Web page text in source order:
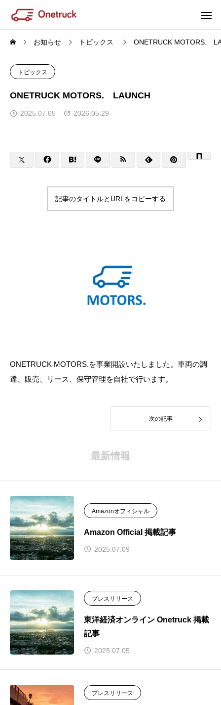
お知らせ トピックス ONETRUCK MOTORS.
トピックス
ONETRUCK MOTORS. LAUNCH
2025.07.05 2026.05.29
記事のタイトルとURLをコピーする
ONETRUCK MOTORS.を事業開設いたしました。車両の調
達、販売、リース、保守管理を自社で行います。
次の記事
最新情報
Amazonオフィシャル
Amazon Official 掲載記事
2025.07.09
プレスリリース
東洋経済オンライン Onetruck 掲載
記事
2025.07.05
プレスリリース